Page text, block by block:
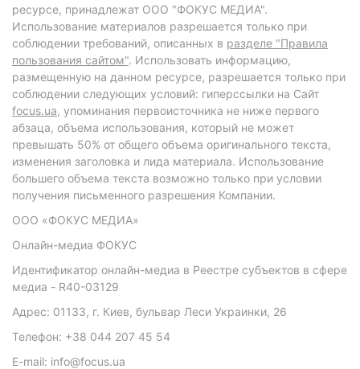
ресурсе, принадлежат ООО "ФОКУС МЕДИА".
Использование материалов разрешается только при
соблюдении требований, описанных в разделе "Правила
пользования сайтом". Использовать информацию,
размещенную на данном ресурсе, разрешается только при
соблюдении следующих условий: гиперссылки на Сайт
focus.ua, упоминания первоисточника не ниже первого
абзаца, объема использования, который не может
превышать 50% от общего объема оригинального текста,
изменения заголовка и лида материала. Использование
большего объема текста возможно только при условии
получения письменного разрешения Компании.
ООО «ФОКУС МЕДИА»
Онлайн-медиа ФОКУС
Идентификатор онлайн-медиа в Реестре субъектов в сфере
медиа - R40-03129
Адрес: 01133, г. Киев, бульвар Леси Украинки, 26
Телефон: +38 044 207 45 54
E-mail: info@focus.ua